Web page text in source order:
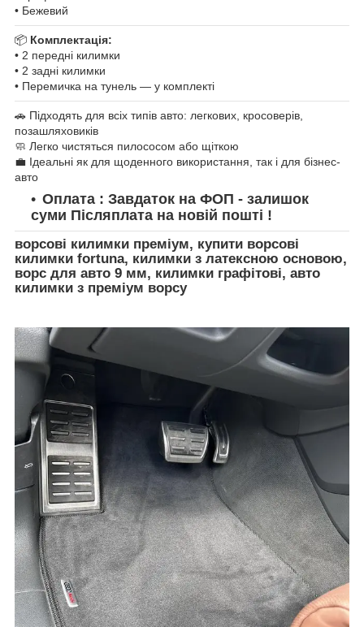
• Бежевий
📦 Комплектація:
• 2 передні килимки
• 2 задні килимки
• Перемичка на тунель — у комплекті
🚗 Підходять для всіх типів авто: легкових, кросоверів,
позашляховиків
🧼 Легко чистяться пилососом або щіткою
💼 Ідеальні як для щоденного використання, так і для бізнес-
авто
Оплата : Завдаток на ФОП - залишок
суми Післяплата на новій пошті !
ворсові килимки преміум, купити ворсові
килимки fortuna, килимки з латексною основою,
ворс для авто 9 мм, килимки графітові, авто
килимки з преміум ворсу